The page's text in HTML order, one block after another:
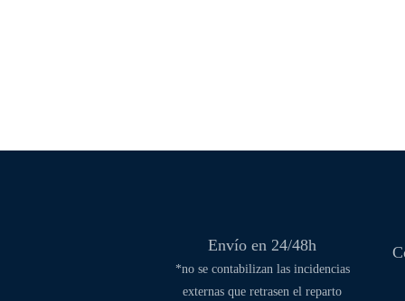
Envío en 24/48h
*no se contabilizan las incidencias
externas que retrasen el reparto